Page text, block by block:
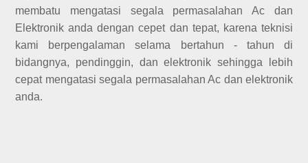
membatu mengatasi segala permasalahan Ac dan
Elektronik anda dengan cepet dan tepat, karena teknisi
kami berpengalaman selama bertahun - tahun di
bidangnya, pendinggin, dan elektronik sehingga lebih
cepat mengatasi segala permasalahan Ac dan elektronik
anda.